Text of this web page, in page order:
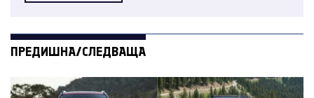
ПРЕДИШНА/СЛЕДВАЩА